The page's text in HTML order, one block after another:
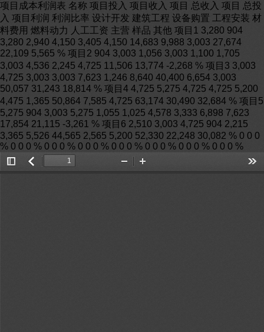
项目成本利润表 名称 项目投入 项目收入 项目 总收入 项目 总投
入 项目利润 利润比率 设计开发 建筑工程 设备购置 工程安装 材
料费用 燃料动力 人工工资 主营 样品 其他 项目1 3,280 904
3,280 2,940 4,150 3,405 4,150 14,683 9,988 3,003 27,674
22,109 5,565 % 项目2 904 3,003 1,056 3,003 1,100 1,705
3,003 4,536 2,245 4,725 11,506 13,774 -2,268 % 项目3 3,003
4,725 3,003 3,003 7,623 1,246 8,640 40,400 6,654 3,003
50,057 31,243 18,814 % 项目4 4,725 5,275 4,725 4,725 5,200
4,475 1,365 50,864 7,585 4,725 63,174 30,490 32,684 % 项目5
5,275 904 3,003 5,275 1,055 1,025 4,578 3,333 6,898 7,623
17,854 21,115 -3,261 % 项目6 2,510 3,003 4,725 904 2,215
3,365 5,526 44,565 2,565 5,200 52,330 22,248 30,082 % 0 0 0
% 0 0 0 % 0 0 0 % 0 0 0 % 0 0 0 % 0 0 0 % 0 0 0 % 0 0 0 %
Toggle返
Zoom